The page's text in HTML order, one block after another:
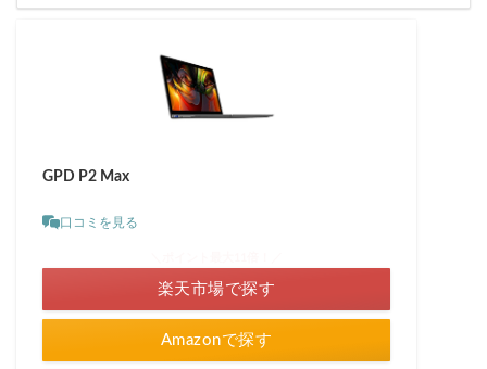
GPD P2 Max
口コミを見る
Amazonで探す
楽天市場で探す